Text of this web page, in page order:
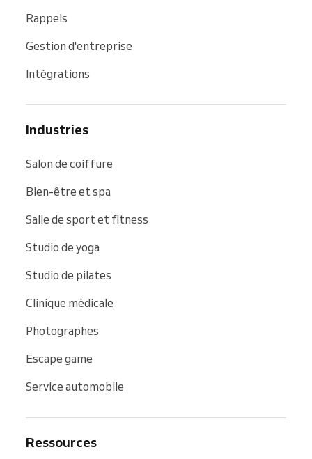
Rappels
Gestion d'entreprise
Intégrations
Industries
Salon de coiffure
Bien-être et spa
Salle de sport et fitness
Studio de yoga
Studio de pilates
Clinique médicale
Photographes
Escape game
Service automobile
Ressources